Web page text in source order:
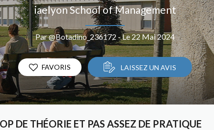
iaelyon School of Management
Par @Botadino_236172 - Le 22 Mai 2024
FAVORIS LAISSEZ UN AVIS
DE THÉORIE ET PAS ASSEZ DE PRATIQUE